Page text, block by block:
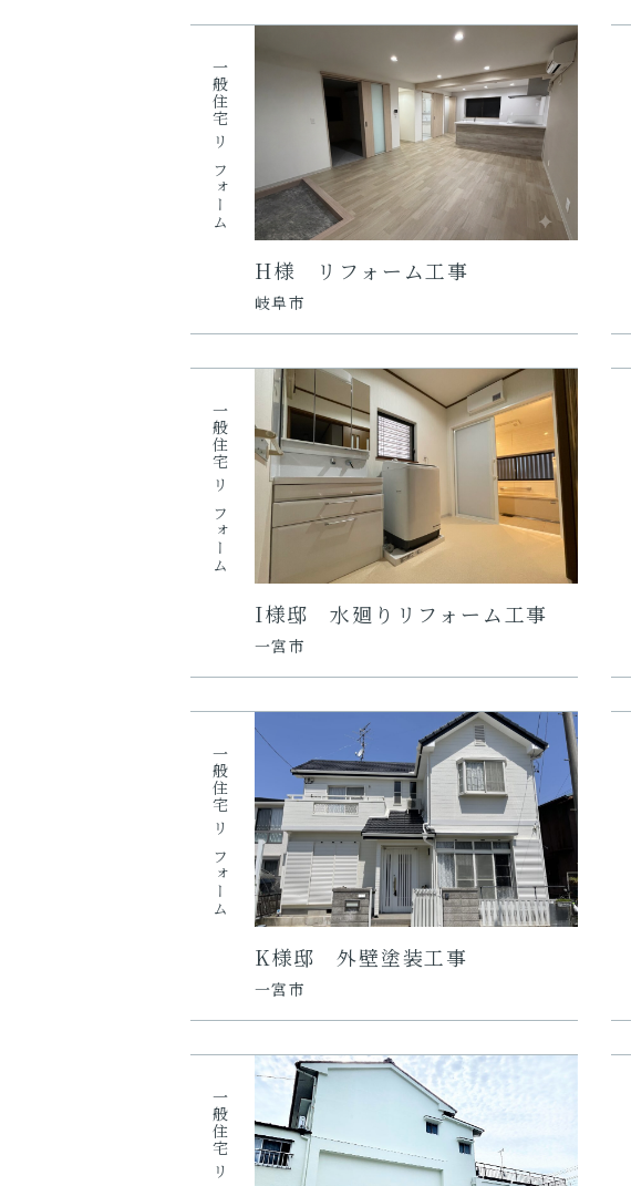
一般住宅
リフォーム
H様 リフォーム工事
岐阜市
一般住宅
リフォーム
I様邸 水廻りリフォーム工事
一宮市
一般住宅
リフォーム
K様邸 外壁塗装工事
一宮市
一般住宅